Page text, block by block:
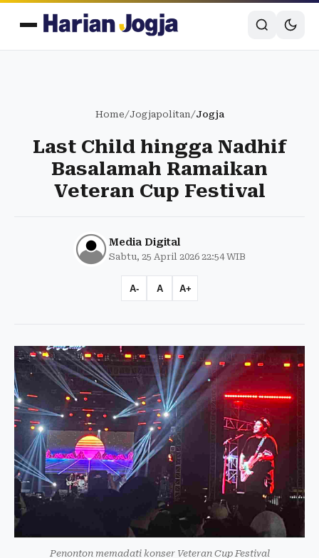
Home/Jogjapolitan/Jogja
Last Child hingga Nadhif
Basalamah Ramaikan
Veteran Cup Festival
Media Digital
Sabtu, 25 April 2026 22:54 WIB
A- A A+
Penonton memadati konser Veteran Cup Festival